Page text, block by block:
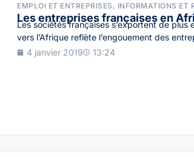
EMPLOI ET ENTREPRISES , INFORMATIONS ET
Les entreprises françaises en
Les sociétés françaises s’exportent de
vers l’Afrique reflète l’engouement des
4 janvier 2019
13:24